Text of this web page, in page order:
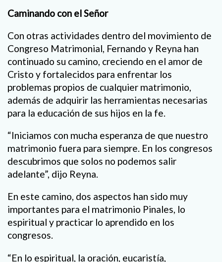
Caminando con el Señor
Con otras actividades dentro del movimiento de
Congreso Matrimonial, Fernando y Reyna han
continuado su camino, creciendo en el amor de
Cristo y fortalecidos para enfrentar los
problemas propios de cualquier matrimonio,
además de adquirir las herramientas necesarias
para la educación de sus hijos en la fe.
“Iniciamos con mucha esperanza de que nuestro
matrimonio fuera para siempre. En los congresos
descubrimos que solos no podemos salir
adelante”, dijo Reyna.
En este camino, dos aspectos han sido muy
importantes para el matrimonio Pinales, lo
espiritual y practicar lo aprendido en los
congresos.
“En lo espiritual, la oración, eucaristía,